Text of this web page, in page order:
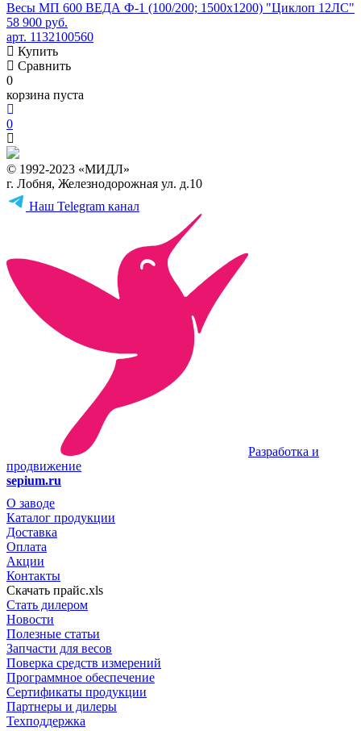
Весы МП 600 ВЕДА Ф-1 (100/200; 1500х1200) "Циклоп 12ЛС"
58 900 руб.
арт. 1132100560
Купить
Сравнить
0
корзина пуста
0
© 1992-2023 «МИДЛ»
г. Лобня, Железнодорожная ул. д.10
Наш Telegram канал
Разработка и
продвижение
sepium.ru
О заводе
Каталог продукции
Доставка
Оплата
Акции
Контакты
Скачать прайс.xls
Стать дилером
Новости
Полезные статьи
Запчасти для весов
Поверка средств измерений
Программное обеспечение
Сертификаты продукции
Партнеры и дилеры
Техподдержка